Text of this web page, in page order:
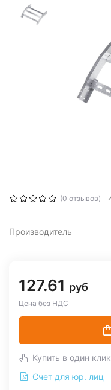
(0 отзывов)
Производитель
127.61 руб
Цена без НДС
Купить в один клик
Счет для юр. лиц